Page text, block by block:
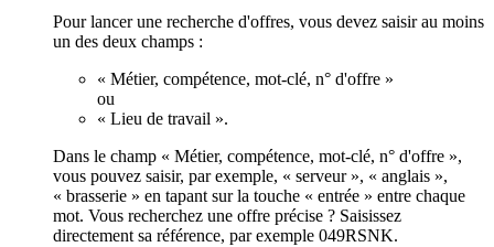
Pour lancer une recherche d'offres, vous devez saisir au moins
un des deux champs :
« Métier, compétence, mot-clé, n° d'offre »
ou
« Lieu de travail ».
Dans le champ « Métier, compétence, mot-clé, n° d'offre »,
vous pouvez saisir, par exemple, « serveur », « anglais »,
« brasserie » en tapant sur la touche « entrée » entre chaque
mot. Vous recherchez une offre précise ? Saisissez
directement sa référence, par exemple 049RSNK.